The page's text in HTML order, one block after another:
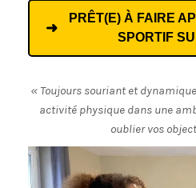
PRÊT(E) À FAIRE
SPORTIF
« Toujours souriant et
activité physique dans une
oublier vos